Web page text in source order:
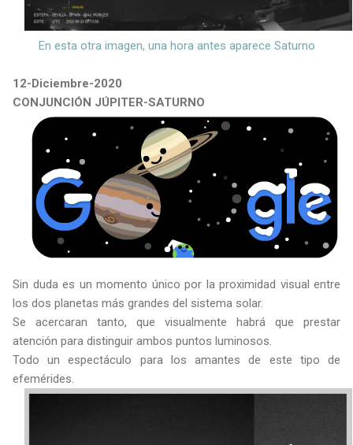
En esta otra imagen, una hora antes aparece Saturno
12-Diciembre-2020
CONJUNCIÓN JÚPITER-SATURNO
Sin duda es un momento único por la proximidad visual entre
los dos planetas más grandes del sistema solar.
Se acercaran tanto, que visualmente habrá que prestar
atención para distinguir ambos puntos luminosos.
Todo un espectáculo para los amantes de este tipo de
efemérides.